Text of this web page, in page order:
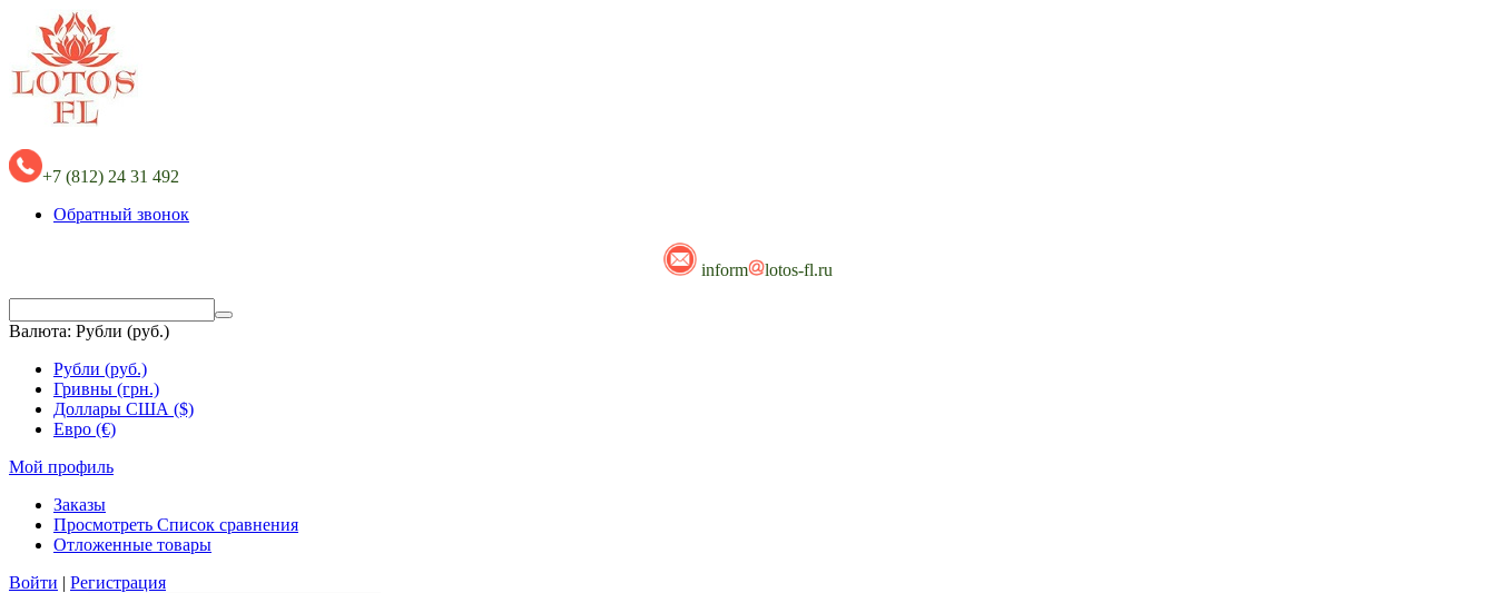
+7 (812) 24 31 492
Обратный звонок
inform lotos-fl.ru
Валюта: Рубли (руб.)
Рубли (руб.)
Гривны (грн.)
Доллары США ($)
Евро (€)
Мой профиль
Заказы
Просмотреть Список сравнения
Отложенные товары
Войти | Регистрация